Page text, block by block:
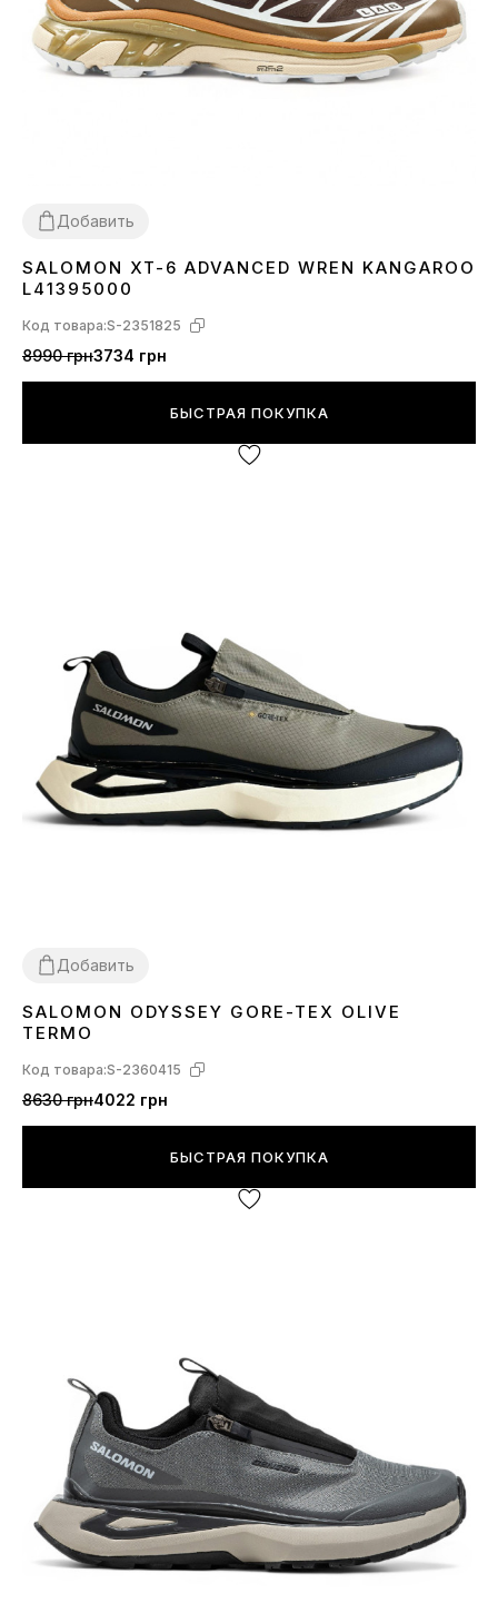
Добавить
40
SALOMON XT-6 ADVANCED WREN KANGAROO
L41395000
Код товара:S-2351825
8990 грн3734 грн
БЫСТРАЯ ПОКУПКА
Добавить
414245
SALOMON ODYSSEY GORE-TEX OLIVE
TERMO
Код товара:S-2360415
8630 грн4022 грн
БЫСТРАЯ ПОКУПКА